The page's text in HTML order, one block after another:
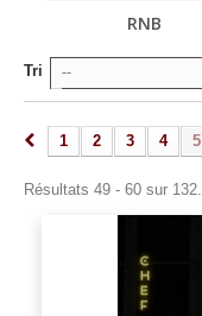
RNB
Tri --
1 2 3 4 5
Résultats 49 - 60 sur 132.